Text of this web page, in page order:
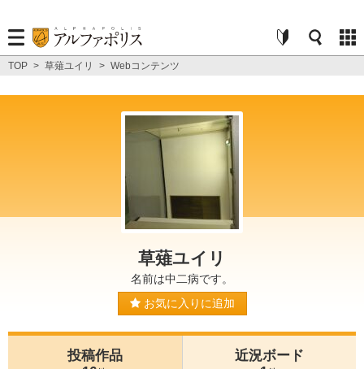
TOP > 草薙ユイリ > Webコンテンツ
草薙ユイリ
名前は中二病です。
お気に入りに追加
投稿作品
近況ボード